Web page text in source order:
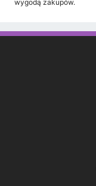
wygodą zakupów.